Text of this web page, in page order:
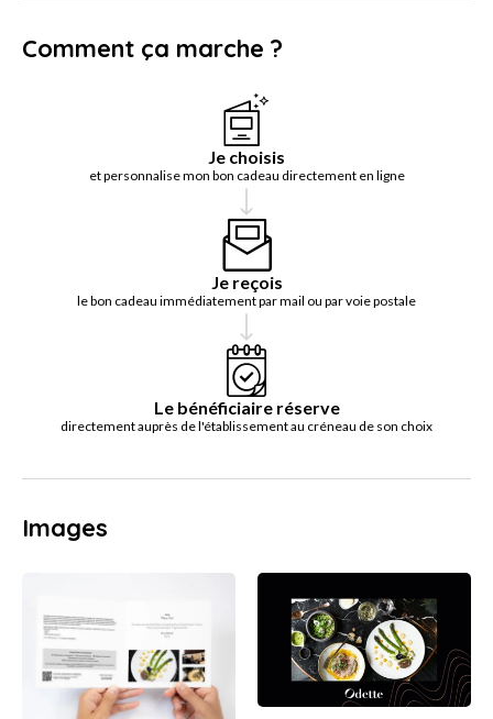
Comment ça marche ?
Je choisis
et personnalise mon bon cadeau directement en ligne
Je reçois
le bon cadeau immédiatement par mail ou par voie postale
Le bénéficiaire réserve
directement auprès de l'établissement au créneau de son choix
Images